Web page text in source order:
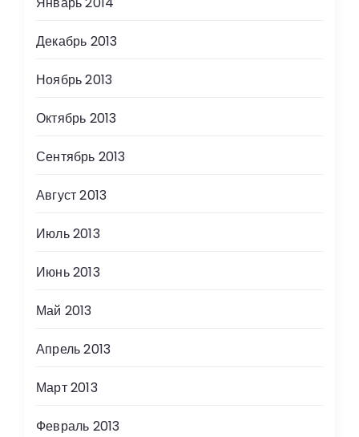
Декабрь 2013
Ноябрь 2013
Октябрь 2013
Сентябрь 2013
Август 2013
Июль 2013
Июнь 2013
Май 2013
Апрель 2013
Март 2013
Февраль 2013